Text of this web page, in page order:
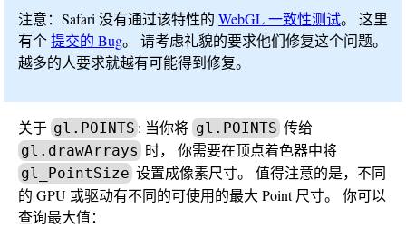
注意：Safari 没有通过该特性的 WebGL 一致性测试。 这里
有个提交的 Bug。 请考虑礼貌的要求他们修复这个问题。
越多的人要求就越有可能得到修复。
关于 gl.POINTS : 当你将 gl.POINTS传给
gl.drawArrays 时， 你需要在顶点着色器中将
gl_PointSize 设置成像素尺寸。 值得注意的是，不同
的 GPU 或驱动有不同的可使用的最大 Point 尺寸。 你可以
查询最大值：